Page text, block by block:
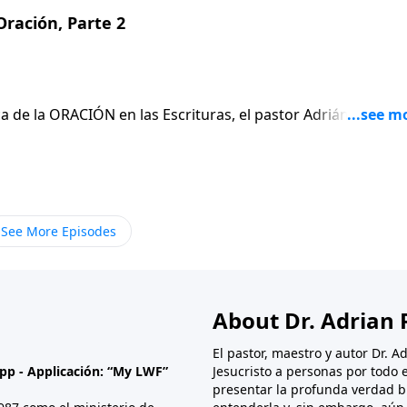
Parte 2
la ORACIÓN en las Escrituras, el pastor Adrián Rogers
que el CARÁCTER de quien ORA es crucial para
See More Episodes
- Applicación: “My LWF”
About Dr. Adrian
El pastor, maestro y autor Dr.
Jesucristo a personas por
presentar la profunda verdad